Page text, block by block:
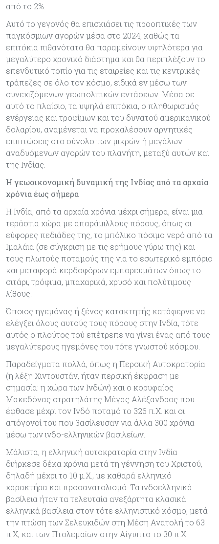
από το 2%.
Αυτό το γεγονός θα επισκιάσει τις προοπτικές των
παγκόσμιων αγορών μέσα στο 2024, καθώς τα
επιτόκια πιθανότατα θα παραμείνουν υψηλότερα για
μεγαλύτερο χρονικό διάστημα και θα περιπλέξουν το
επενδυτικό τοπίο για τις εταιρείες και τις κεντρικές
τράπεζες σε όλο τον κόσμο, ειδικά εν μέσω των
συνεχιζόμενων γεωπολιτικών εντάσεων. Μέσα σε
αυτό το πλαίσιο, τα υψηλά επιτόκια, ο πληθωρισμός
ενέργειας και τροφίμων και του δυνατού αμερικανικού
δολαρίου, αναμένεται να προκαλέσουν αρνητικές
επιπτώσεις στο σύνολο των μικρών ή μεγάλων
αναδυόμενων αγορών του πλανήτη, μεταξύ αυτών και
της Ινδίας.
Η γεωοικονομική δυναμική της Ινδίας από τα αρχαία
χρόνια έως σήμερα
Η Ινδία, από τα αρχαία χρόνια μέχρι σήμερα, είναι μια
τεράστια χώρα με απαράμιλλους πόρους, όπως οι
εύφορες πεδιάδες της, το μπόλικο πόσιμο νερό από τα
Ιμαλάια (σε σύγκριση με τις ερήμους γύρω της) και
τους πλωτούς ποταμούς της για το εσωτερικό εμπόριο
και μεταφορά κερδοφόρων εμπορευμάτων όπως το
σιτάρι, τρόφιμα, μπαχαρικά, χρυσό και πολύτιμους
λίθους.
Όποιος ηγεμόνας ή ξένος κατακτητής κατάφερνε να
ελέγξει όλους αυτούς τους πόρους στην Ινδία, τότε
αυτός ο πλούτος τού επέτρεπε να γίνει ένας από τους
μεγαλύτερους ηγεμόνες του τότε γνωστού κόσμου.
Παραδείγματα πολλά, όπως η Περσική Αυτοκρατορία
(η λέξη Χιντουστάν, ήταν περσική έκφραση με
σημασία: η χώρα των Ινδών) και ο κορυφαίος
Μακεδόνας στρατηλάτης Μέγας Αλέξανδρος που
έφθασε μέχρι τον Ινδό ποταμό το 326 π.Χ. και οι
απόγονοί του που βασίλευσαν για άλλα 300 χρόνια
μέσω των ινδο-ελληνικών βασιλείων.
Μάλιστα, η ελληνική αυτοκρατορία στην Ινδία
διήρκεσε δέκα χρόνια μετά τη γέννηση του Χριστού,
δηλαδή μέχρι το 10 μ.Χ., με καθαρά ελληνικό
χαρακτήρα και προσανατολισμό. Τα ινδοελληνικά
βασίλεια ήταν τα τελευταία ανεξάρτητα κλασικά
ελληνικά βασίλεια στον τότε ελληνιστικό κόσμο, μετά
την πτώση των Σελευκιδών στη Μέση Ανατολή το 63
π.Χ, και των Πτολεμαίων στην Αίγυπτο το 30 π.Χ.